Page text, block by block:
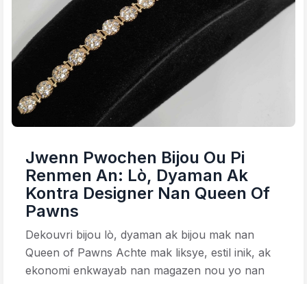
Jwenn Pwochen Bijou Ou Pi
Renmen An: Lò, Dyaman Ak
Kontra Designer Nan Queen Of
Pawns
Dekouvri bijou lò, dyaman ak bijou mak nan
Queen of Pawns Achte mak liksye, estil inik, ak
ekonomi enkwayab nan magazen nou yo nan